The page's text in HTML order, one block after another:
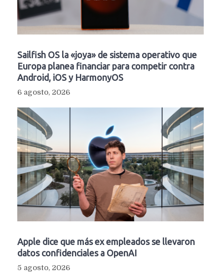
Sailfish OS la «joya» de sistema operativo que
Europa planea financiar para competir contra
Android, iOS y HarmonyOS
6 agosto, 2026
Apple dice que más ex empleados se llevaron
datos confidenciales a OpenAI
5 agosto, 2026